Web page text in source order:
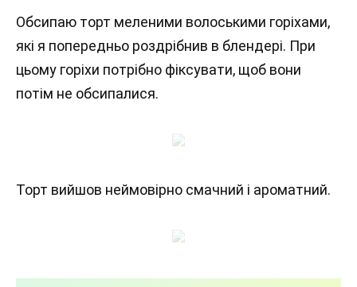
Обсипаю торт меленими волоськими горіхами,
які я попередньо роздрібнив в блендері. При
цьому горіхи потрібно фіксувати, щоб вони
потім не обсипалися.
Торт вийшов неймовірно смачний і ароматний.